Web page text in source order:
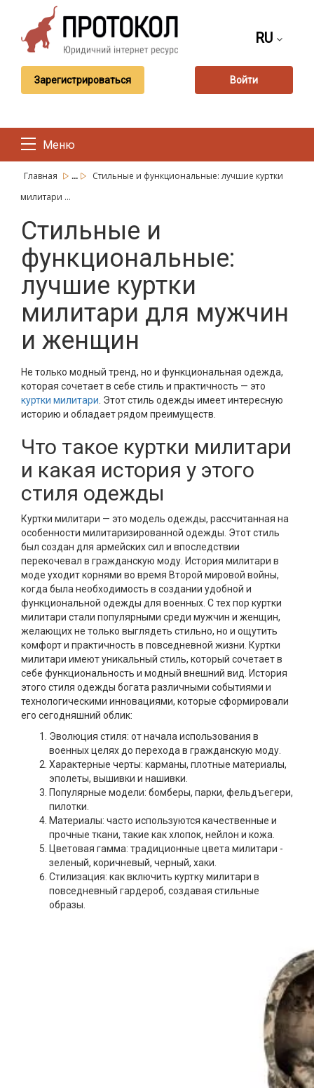
RU
Зарегистрироваться Войти
Меню
Главная ...
Стильные и функциональные: лучшие куртки
милитари ...
Стильные и
функциональные:
лучшие куртки
милитари для мужчин
и женщин
Не только модный тренд, но и функциональная одежда,
которая сочетает в себе стиль и практичность — это
куртки милитари . Этот стиль одежды имеет интересную
историю и обладает рядом преимуществ.
Что такое куртки милитари
и какая история у этого
стиля одежды
Куртки милитари — это модель одежды, рассчитанная на
особенности милитаризированной одежды. Этот стиль
был создан для армейских сил и впоследствии
перекочевал в гражданскую моду. История милитари в
моде уходит корнями во время Второй мировой войны,
когда была необходимость в создании удобной и
функциональной одежды для военных. С тех пор куртки
милитари стали популярными среди мужчин и женщин,
желающих не только выглядеть стильно, но и ощутить
комфорт и практичность в повседневной жизни. Куртки
милитари имеют уникальный стиль, который сочетает в
себе функциональность и модный внешний вид. История
этого стиля одежды богата различными событиями и
технологическими инновациями, которые сформировали
его сегодняшний облик:
Эволюция стиля: от начала использования в
военных целях до перехода в гражданскую моду.
Характерные черты: карманы, плотные материалы,
эполеты, вышивки и нашивки.
Популярные модели: бомберы, парки, фельдъегери,
пилотки.
Материалы: часто используются качественные и
прочные ткани, такие как хлопок, нейлон и кожа.
Цветовая гамма: традиционные цвета милитари -
зеленый, коричневый, черный, хаки.
Стилизация: как включить куртку милитари в
повседневный гардероб, создавая стильные
образы.